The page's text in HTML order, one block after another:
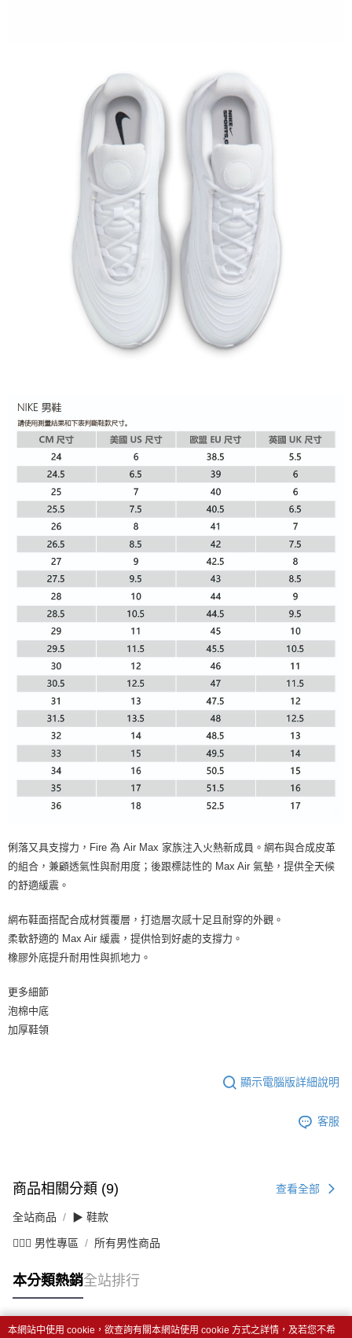
俐落又具支撐力，Fire 為 Air Max 家族注入火熱新成員。網布與合成皮革
的組合，兼顧透氣性與耐用度；後跟標誌性的 Max Air 氣墊，提供全天候
的舒適緩震。
網布鞋面搭配合成材質覆層，打造層次感十足且耐穿的外觀。
柔軟舒適的 Max Air 緩震，提供恰到好處的支撐力。
橡膠外底提升耐用性與抓地力。
更多細節
泡棉中底
加厚鞋領
顯示電腦版詳細說明
客服
商品相關分類 (9) 查看全部
全站商品 ▶ 鞋款
💁🏻‍♂️ 男性專區 所有男性商品
本分類熱銷全站排行
本網站中使用 cookie，欲查詢有關本網站使用 cookie 方式之詳情，及若您不希